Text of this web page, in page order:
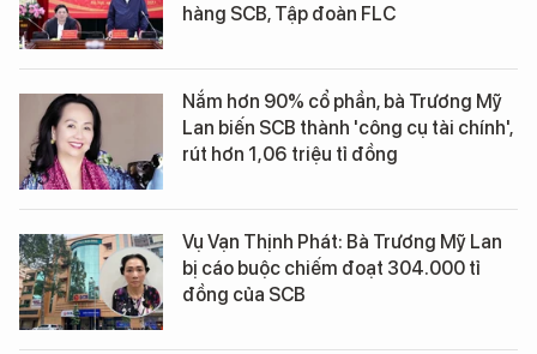
hàng SCB, Tập đoàn FLC
Nắm hơn 90% cổ phần, bà Trương Mỹ
Lan biến SCB thành 'công cụ tài chính',
rút hơn 1,06 triệu tỉ đồng
Vụ Vạn Thịnh Phát: Bà Trương Mỹ Lan
bị cáo buộc chiếm đoạt 304.000 tỉ
đồng của SCB